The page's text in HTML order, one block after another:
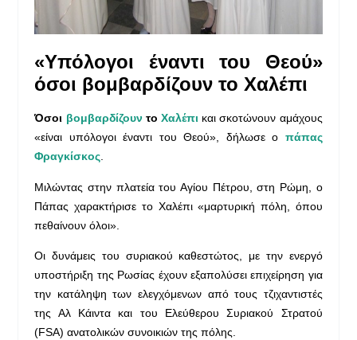
«Υπόλογοι έναντι του Θεού»
όσοι βομβαρδίζουν το Χαλέπι
Όσοι βομβαρδίζουντο Χαλέπι και σκοτώνουν αμάχους
«είναι υπόλογοι έναντι του Θεού», δήλωσε ο πάπας
Φραγκίσκος.
Μιλώντας στην πλατεία του Αγίου Πέτρου, στη Ρώμη, ο
Πάπας χαρακτήρισε το Χαλέπι «μαρτυρική πόλη, όπου
πεθαίνουν όλοι».
Οι δυνάμεις του συριακού καθεστώτος, με την ενεργό
υποστήριξη της Ρωσίας έχουν εξαπολύσει επιχείρηση για
την κατάληψη των ελεγχόμενων από τους τζιχαντιστές
της Αλ Κάιντα και του Ελεύθερου Συριακού Στρατού
(FSA) ανατολικών συνοικιών της πόλης.